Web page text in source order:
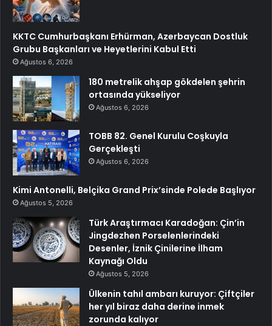
KKTC Cumhurbaşkanı Erhürman, Azerbaycan Dostluk
Grubu Başkanları ve Heyetlerini Kabul Etti
Ağustos 6, 2026
180 metrelik ahşap gökdelen şehrin
ortasında yükseliyor
Ağustos 6, 2026
TOBB 82. Genel Kurulu Coşkuyla
Gerçekleşti
Ağustos 6, 2026
Kimi Antonelli, Belçika Grand Prix’sinde Polede Başlıyor
Ağustos 5, 2026
Türk Araştırmacı Karadoğan: Çin’in
Jingdezhen Porselenlerindeki
Desenler, İznik Çinilerine İlham
Kaynağı Oldu
Ağustos 5, 2026
Ülkenin tahıl ambarı kuruyor: Çiftçiler
her yıl biraz daha derine inmek
zorunda kalıyor